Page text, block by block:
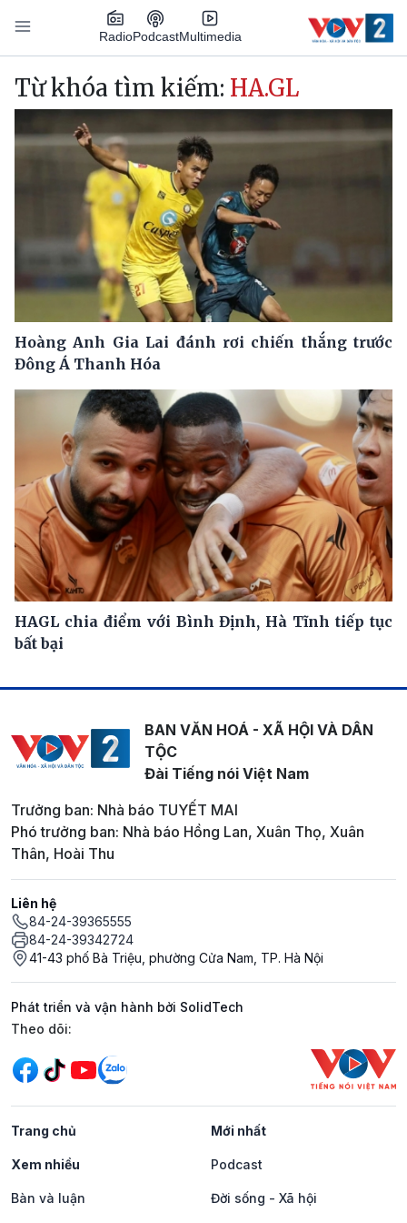
Nhảy đến nội dung
RadioPodcastMultimedia
Main navigation
Từ khóa tìm kiếm: HA.GL
Hoàng Anh Gia Lai đánh rơi chiến thắng trước
Đông Á Thanh Hóa
HAGL chia điểm với Bình Định, Hà Tĩnh tiếp tục
bất bại
BAN VĂN HOÁ - XÃ HỘI VÀ DÂN
TỘC
Đài Tiếng nói Việt Nam
Trưởng ban: Nhà báo TUYẾT MAI
Phó trưởng ban: Nhà báo Hồng Lan, Xuân Thọ, Xuân
Thân, Hoài Thu
Liên hệ
84-24-39365555
84-24-39342724
41-43 phố Bà Triệu, phường Cửa Nam, TP. Hà Nội
Phát triển và vận hành bởi SolidTech
Mạng xã hội
Theo dõi:
Trang chủ Mới nhất
Xem nhiều Podcast
Bàn và luận Đời sống - Xã hội